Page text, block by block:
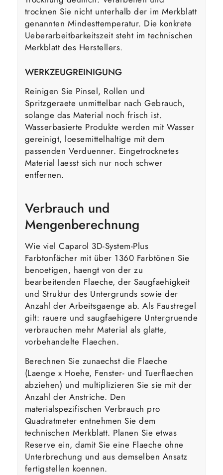
trocknen Sie nicht unterhalb der im Merkblatt
genannten Mindesttemperatur. Die konkrete
Ueberarbeitbarkeitszeit steht im technischen
Merkblatt des Herstellers.
WERKZEUGREINIGUNG
Reinigen Sie Pinsel, Rollen und
Spritzgeraete unmittelbar nach Gebrauch,
solange das Material noch frisch ist.
Wasserbasierte Produkte werden mit Wasser
gereinigt, loesemittelhaltige mit dem
passenden Verduenner. Eingetrocknetes
Material laesst sich nur noch schwer
entfernen.
Verbrauch und
Mengenberechnung
Wie viel Caparol 3D-System-Plus
Farbtonfächer mit über 1360 Farbtönen Sie
benoetigen, haengt von der zu
bearbeitenden Flaeche, der Saugfaehigkeit
und Struktur des Untergrunds sowie der
Anzahl der Arbeitsgaenge ab. Als Faustregel
gilt: rauere und saugfaehigere Untergruende
verbrauchen mehr Material als glatte,
vorbehandelte Flaechen.
Berechnen Sie zunaechst die Flaeche
(Laenge x Hoehe, Fenster- und Tuerflaechen
abziehen) und multiplizieren Sie sie mit der
Anzahl der Anstriche. Den
materialspezifischen Verbrauch pro
Quadratmeter entnehmen Sie dem
technischen Merkblatt. Planen Sie etwas
Reserve ein, damit Sie eine Flaeche ohne
Unterbrechung und aus demselben Ansatz
fertigstellen koennen.